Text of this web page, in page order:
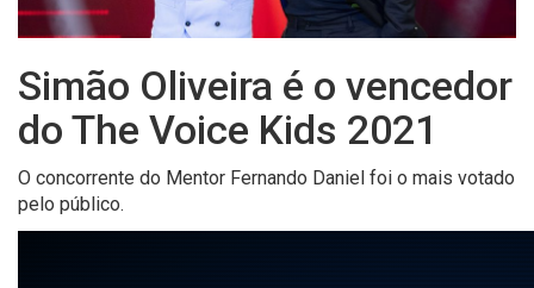
Simão Oliveira é o vencedor
do The Voice Kids 2021
O concorrente do Mentor Fernando Daniel foi o mais votado
pelo público.